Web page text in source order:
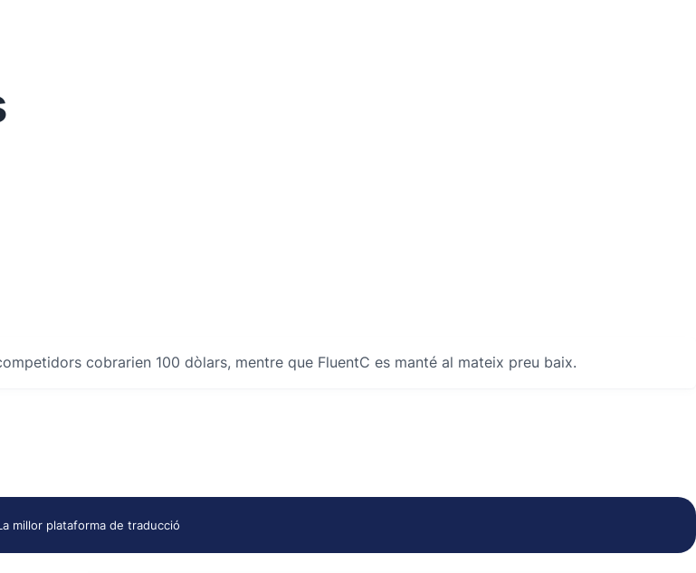
cobrarien 100 dòlars, mentre que FluentC es manté al mateix preu baix.
millor plataforma de traducció